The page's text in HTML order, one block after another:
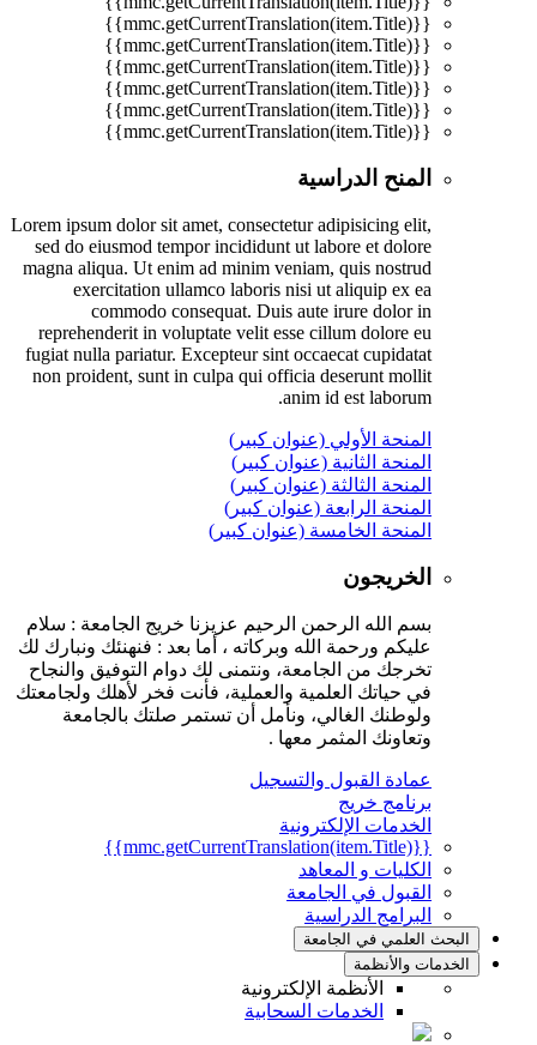
{{mmc.getCurrentTranslation(item.Title)}}
{{mmc.getCurrentTranslation(item.Title)}}
{{mmc.getCurrentTranslation(item.Title)}}
{{mmc.getCurrentTranslation(item.Title)}}
{{mmc.getCurrentTranslation(item.Title)}}
{{mmc.getCurrentTranslation(item.Title)}}
المنح الدراسية
Lorem ipsum dolor sit amet, consectetur adipisicing elit,
sed do eiusmod tempor incididunt ut labore et dolore
magna aliqua. Ut enim ad minim veniam, quis nostrud
exercitation ullamco laboris nisi ut aliquip ex ea
commodo consequat. Duis aute irure dolor in
reprehenderit in voluptate velit esse cillum dolore eu
fugiat nulla pariatur. Excepteur sint occaecat cupidatat
non proident, sunt in culpa qui officia deserunt mollit
anim id est laborum.
المنحة الأولي (عنوان كبير)
المنحة الثانية (عنوان كبير)
المنحة الثالثة (عنوان كبير)
المنحة الرابعة (عنوان كبير)
المنحة الخامسة (عنوان كبير)
الخريجون
بسم الله الرحمن الرحيم عزيزنا خريج الجامعة : سلام
عليكم ورحمة الله وبركاته ، أما بعد : فنهنئك ونبارك لك
تخرجك من الجامعة، ونتمنى لك دوام التوفيق والنجاح
في حياتك العلمية والعملية، فأنت فخر لأهلك ولجامعتك
ولوطنك الغالي، ونأمل أن تستمر صلتك بالجامعة
وتعاونك المثمر معها .
عمادة القبول والتسجيل
برنامج خريج
الخدمات الإلكترونية
{{mmc.getCurrentTranslation(item.Title)}}
الكليات و المعاهد
القبول في الجامعة
البرامج الدراسية
البحث العلمي في الجامعة
الخدمات والأنظمة
الأنظمة الإلكترونية
الخدمات السحابية